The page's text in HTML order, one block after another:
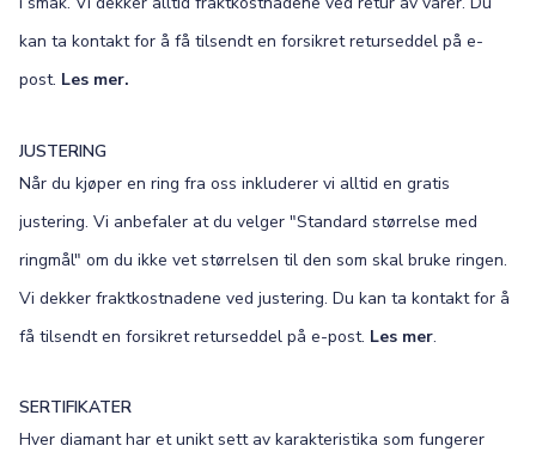
kan ta kontakt for å få tilsendt en forsikret returseddel på e-
post. Les mer.
JUSTERING
Når du kjøper en ring fra oss inkluderer vi alltid en gratis
justering. Vi anbefaler at du velger "Standard størrelse med
ringmål" om du ikke vet størrelsen til den som skal bruke ringen.
Vi dekker fraktkostnadene ved justering. Du kan ta kontakt for å
få tilsendt en forsikret returseddel på e-post. Les mer.
SERTIFIKATER
Hver diamant har et unikt sett av karakteristika som fungerer